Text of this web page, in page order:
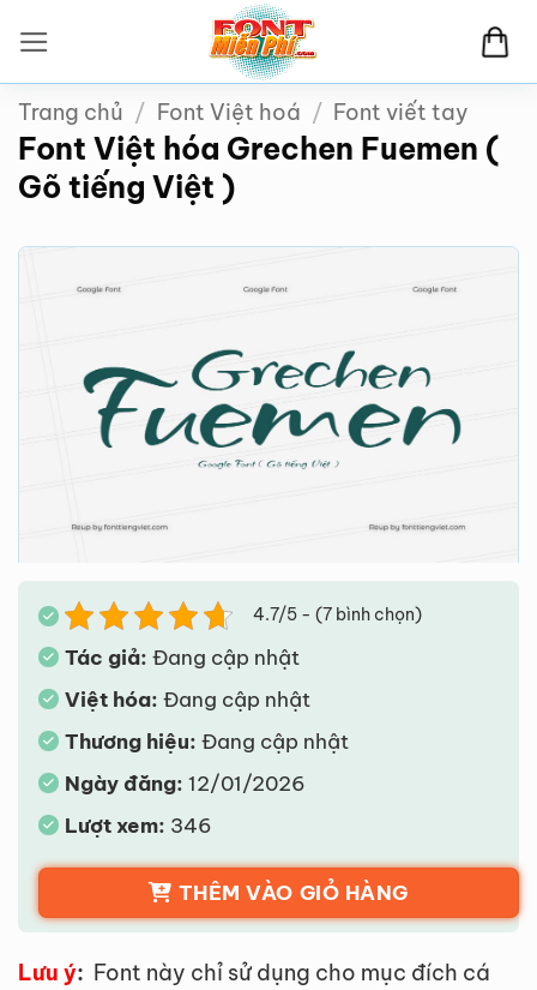
qua
nội
dung
Trang chủ / Font Việt hoá / Font viết tay
Font Việt hóa Grechen Fuemen (
Gõ tiếng Việt )
4.7/5 - (7 bình chọn)
Tác giả: Đang cập nhật
Việt hóa: Đang cập nhật
Thương hiệu: Đang cập nhật
Ngày đăng: 12/01/2026
Lượt xem: 346
THÊM VÀO GIỎ HÀNG
Lưu ý: Font này chỉ sử dụng cho mục đích cá